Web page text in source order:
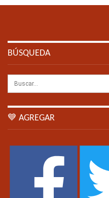
BÚSQUEDA
💙 AGREGAR